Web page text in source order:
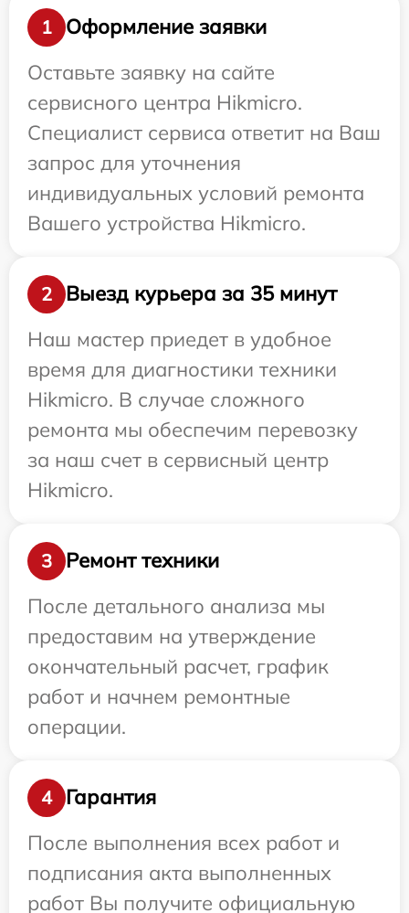
1
Оформление заявки
Оставьте заявку на сайте
сервисного центра Hikmicro.
Специалист сервиса ответит на Ваш
запрос для уточнения
индивидуальных условий ремонта
Вашего устройства Hikmicro.
2
Выезд курьера за 35 минут
Наш мастер приедет в удобное
время для диагностики техники
Hikmicro. В случае сложного
ремонта мы обеспечим перевозку
за наш счет в сервисный центр
Hikmicro.
3
Ремонт техники
После детального анализа мы
предоставим на утверждение
окончательный расчет, график
работ и начнем ремонтные
операции.
4
Гарантия
После выполнения всех работ и
подписания акта выполненных
работ Вы получите официальную